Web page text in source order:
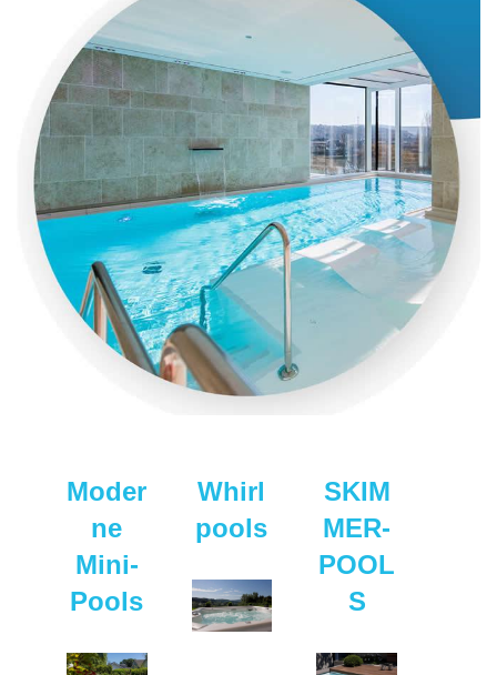
Moder
ne
Mini-
Pools
Whirl
pools
SKIM
MER-
POOL
S